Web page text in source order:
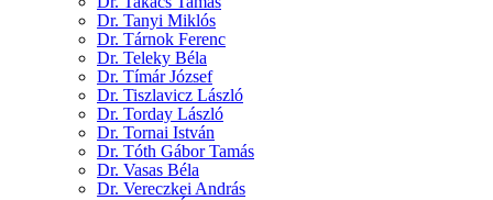
Dr. Tanyi Miklós
Dr. Tárnok Ferenc
Dr. Teleky Béla
Dr. Tímár József
Dr. Tiszlavicz László
Dr. Torday László
Dr. Tornai István
Dr. Tóth Gábor Tamás
Dr. Vasas Béla
Dr. Vereczkei András